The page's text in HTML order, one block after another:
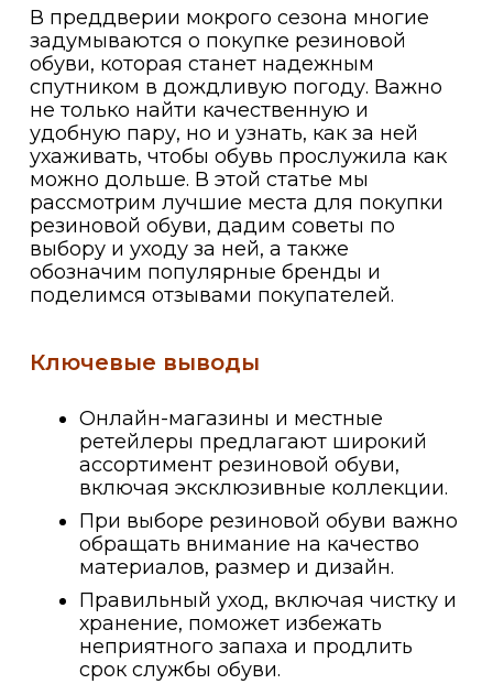
В преддверии мокрого сезона многие
задумываются о покупке резиновой
обуви, которая станет надежным
спутником в дождливую погоду. Важно
не только найти качественную и
удобную пару, но и узнать, как за ней
ухаживать, чтобы обувь прослужила как
можно дольше. В этой статье мы
рассмотрим лучшие места для покупки
резиновой обуви, дадим советы по
выбору и уходу за ней, а также
обозначим популярные бренды и
поделимся отзывами покупателей.
Ключевые выводы
Онлайн-магазины и местные
ретейлеры предлагают широкий
ассортимент резиновой обуви,
включая эксклюзивные коллекции.
При выборе резиновой обуви важно
обращать внимание на качество
материалов, размер и дизайн.
Правильный уход, включая чистку и
хранение, поможет избежать
неприятного запаха и продлить
срок службы обуви.